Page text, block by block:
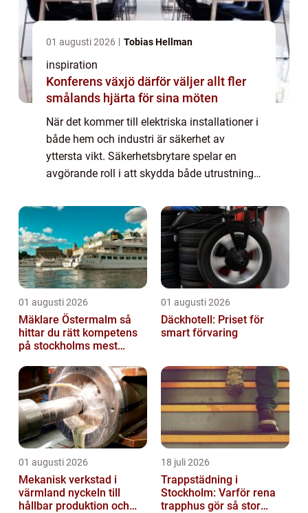
01 augusti 2026 Tobias Hellman
inspiration
Konferens växjö därför väljer allt fler
smålands hjärta för sina möten
När det kommer till elektriska installationer i
både hem och industri är säkerhet av
yttersta vikt. Säkerhetsbrytare spelar en
avgörande roll i att skydda både utrustning
01 augusti 2026
Mäklare Östermalm så
hittar du rätt kompetens
på stockholms mest
01 augusti 2026
Däckhotell: Priset för
smart förvaring
01 augusti 2026
Mekanisk verkstad i
värmland nyckeln till
hållbar produktion och
18 juli 2026
Trappstädning i
Stockholm: Varför rena
trapphus gör så stor